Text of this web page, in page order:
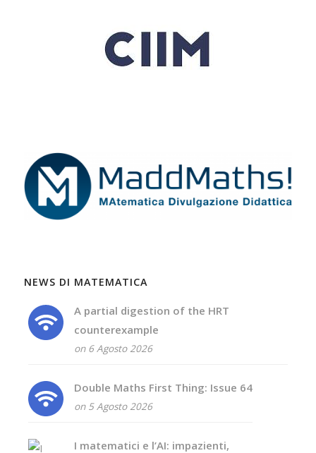
NEWS DI MATEMATICA
A partial digestion of the HRT
counterexample
on 6 Agosto 2026
Double Maths First Thing: Issue 64
on 5 Agosto 2026
I matematici e l’AI: impazienti,